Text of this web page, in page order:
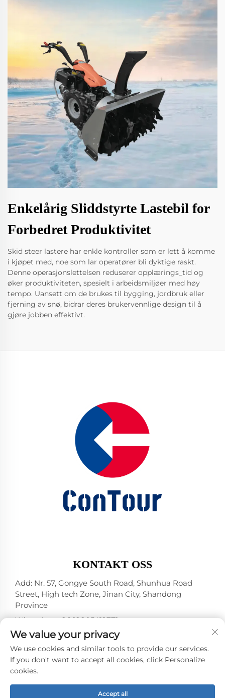
Enkelårig Sliddstyrte Lastebil for
Forbedret Produktivitet
Skid steer lastere har enkle kontroller som er lett å komme
i kjøpet med, noe som lar operatører bli dyktige raskt.
Denne operasjonslettelsen reduserer opplærings_tid og
øker produktiviteten, spesielt i arbeidsmiljøer med høy
tempo. Uansett om de brukes til bygging, jordbruk eller
fjerning av snø, bidrar deres brukervennlige design til å
gjøre jobben effektivt.
KONTAKT OSS
Add: Nr. 57, Gongye South Road, Shunhua Road
Street, High tech Zone, Jinan City, Shandong
Province
WhatsApp:+86 18805412771
+1（314）5989651
E-post:[email protected]
Technology Co., Ltd -Personvernpolicy
We value your privacy
We use cookies and similar tools to provide our services.
If you don't want to accept all cookies, click Personalize
cookies.
Accept all